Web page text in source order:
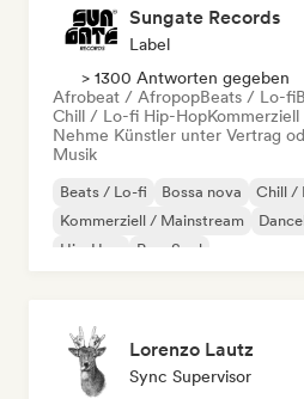
Sungate Records
Label
> 1300 Antworten gegeben
Afrobeat / AfropopBeats / Lo-fi
Chill / Lo-fi Hip-Hop
Nehme Künstler unter Vertrag
Musik
Beats / Lo-fi Bossa nova
Chill /
Kommerziell / Mainstream
Hip-Hop
Pop-Soul
Lorenzo Lautz
Sync Supervisor